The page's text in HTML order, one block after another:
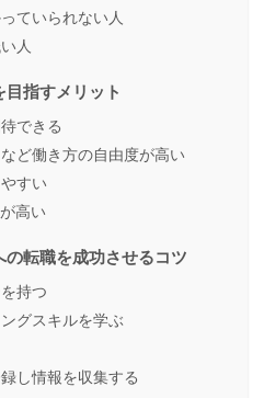
ていられない人
人
指すメリット
できる
ど働き方の自由度が高い
すい
高い
転職を成功させるコツ
持つ
グスキルを学ぶ
し情報を収集する